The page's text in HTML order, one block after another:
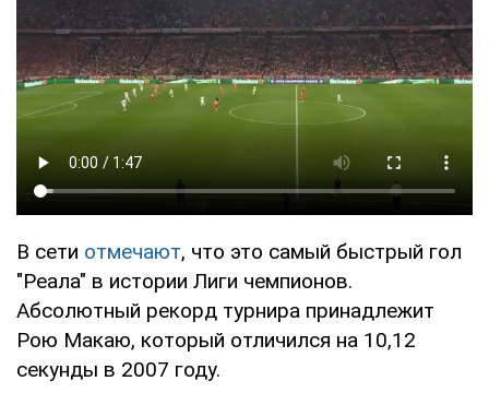
В сети отмечают, что это самый быстрый гол
"Реала" в истории Лиги чемпионов.
Абсолютный рекорд турнира принадлежит
Рою Макаю, который отличился на 10,12
секунды в 2007 году.